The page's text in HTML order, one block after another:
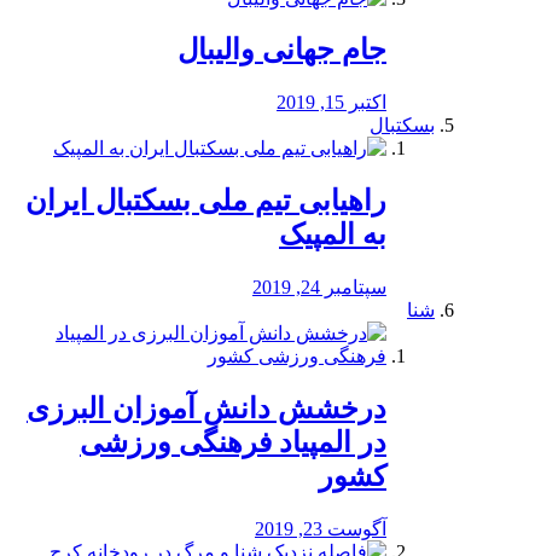
جام جهانی والیبال
اکتبر 15, 2019
بسکتبال
راهیابی تیم ملی بسکتبال ایران
به المپیک
سپتامبر 24, 2019
شنا
درخشش دانش آموزان البرزی
در المپیاد فرهنگی ورزشی
کشور
آگوست 23, 2019